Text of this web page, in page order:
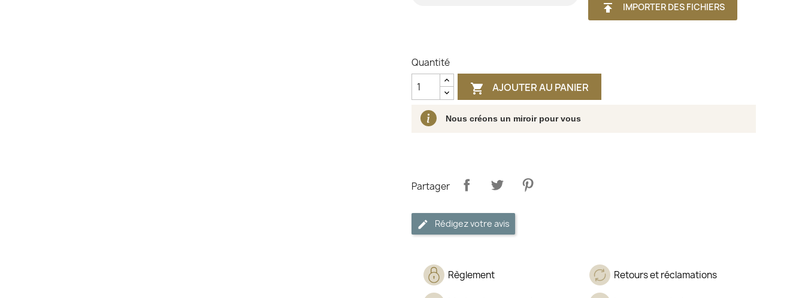
publish IMPORTER DES FICHIERS
Quantité
 AJOUTER AU PANIER
Nous créons un miroir pour vous
Partager
Rédigez votre avis
Règlement Retours et réclamations